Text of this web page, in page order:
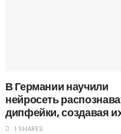
В Германии научили
нейросеть
дипфейки, создавая
1 SHARES